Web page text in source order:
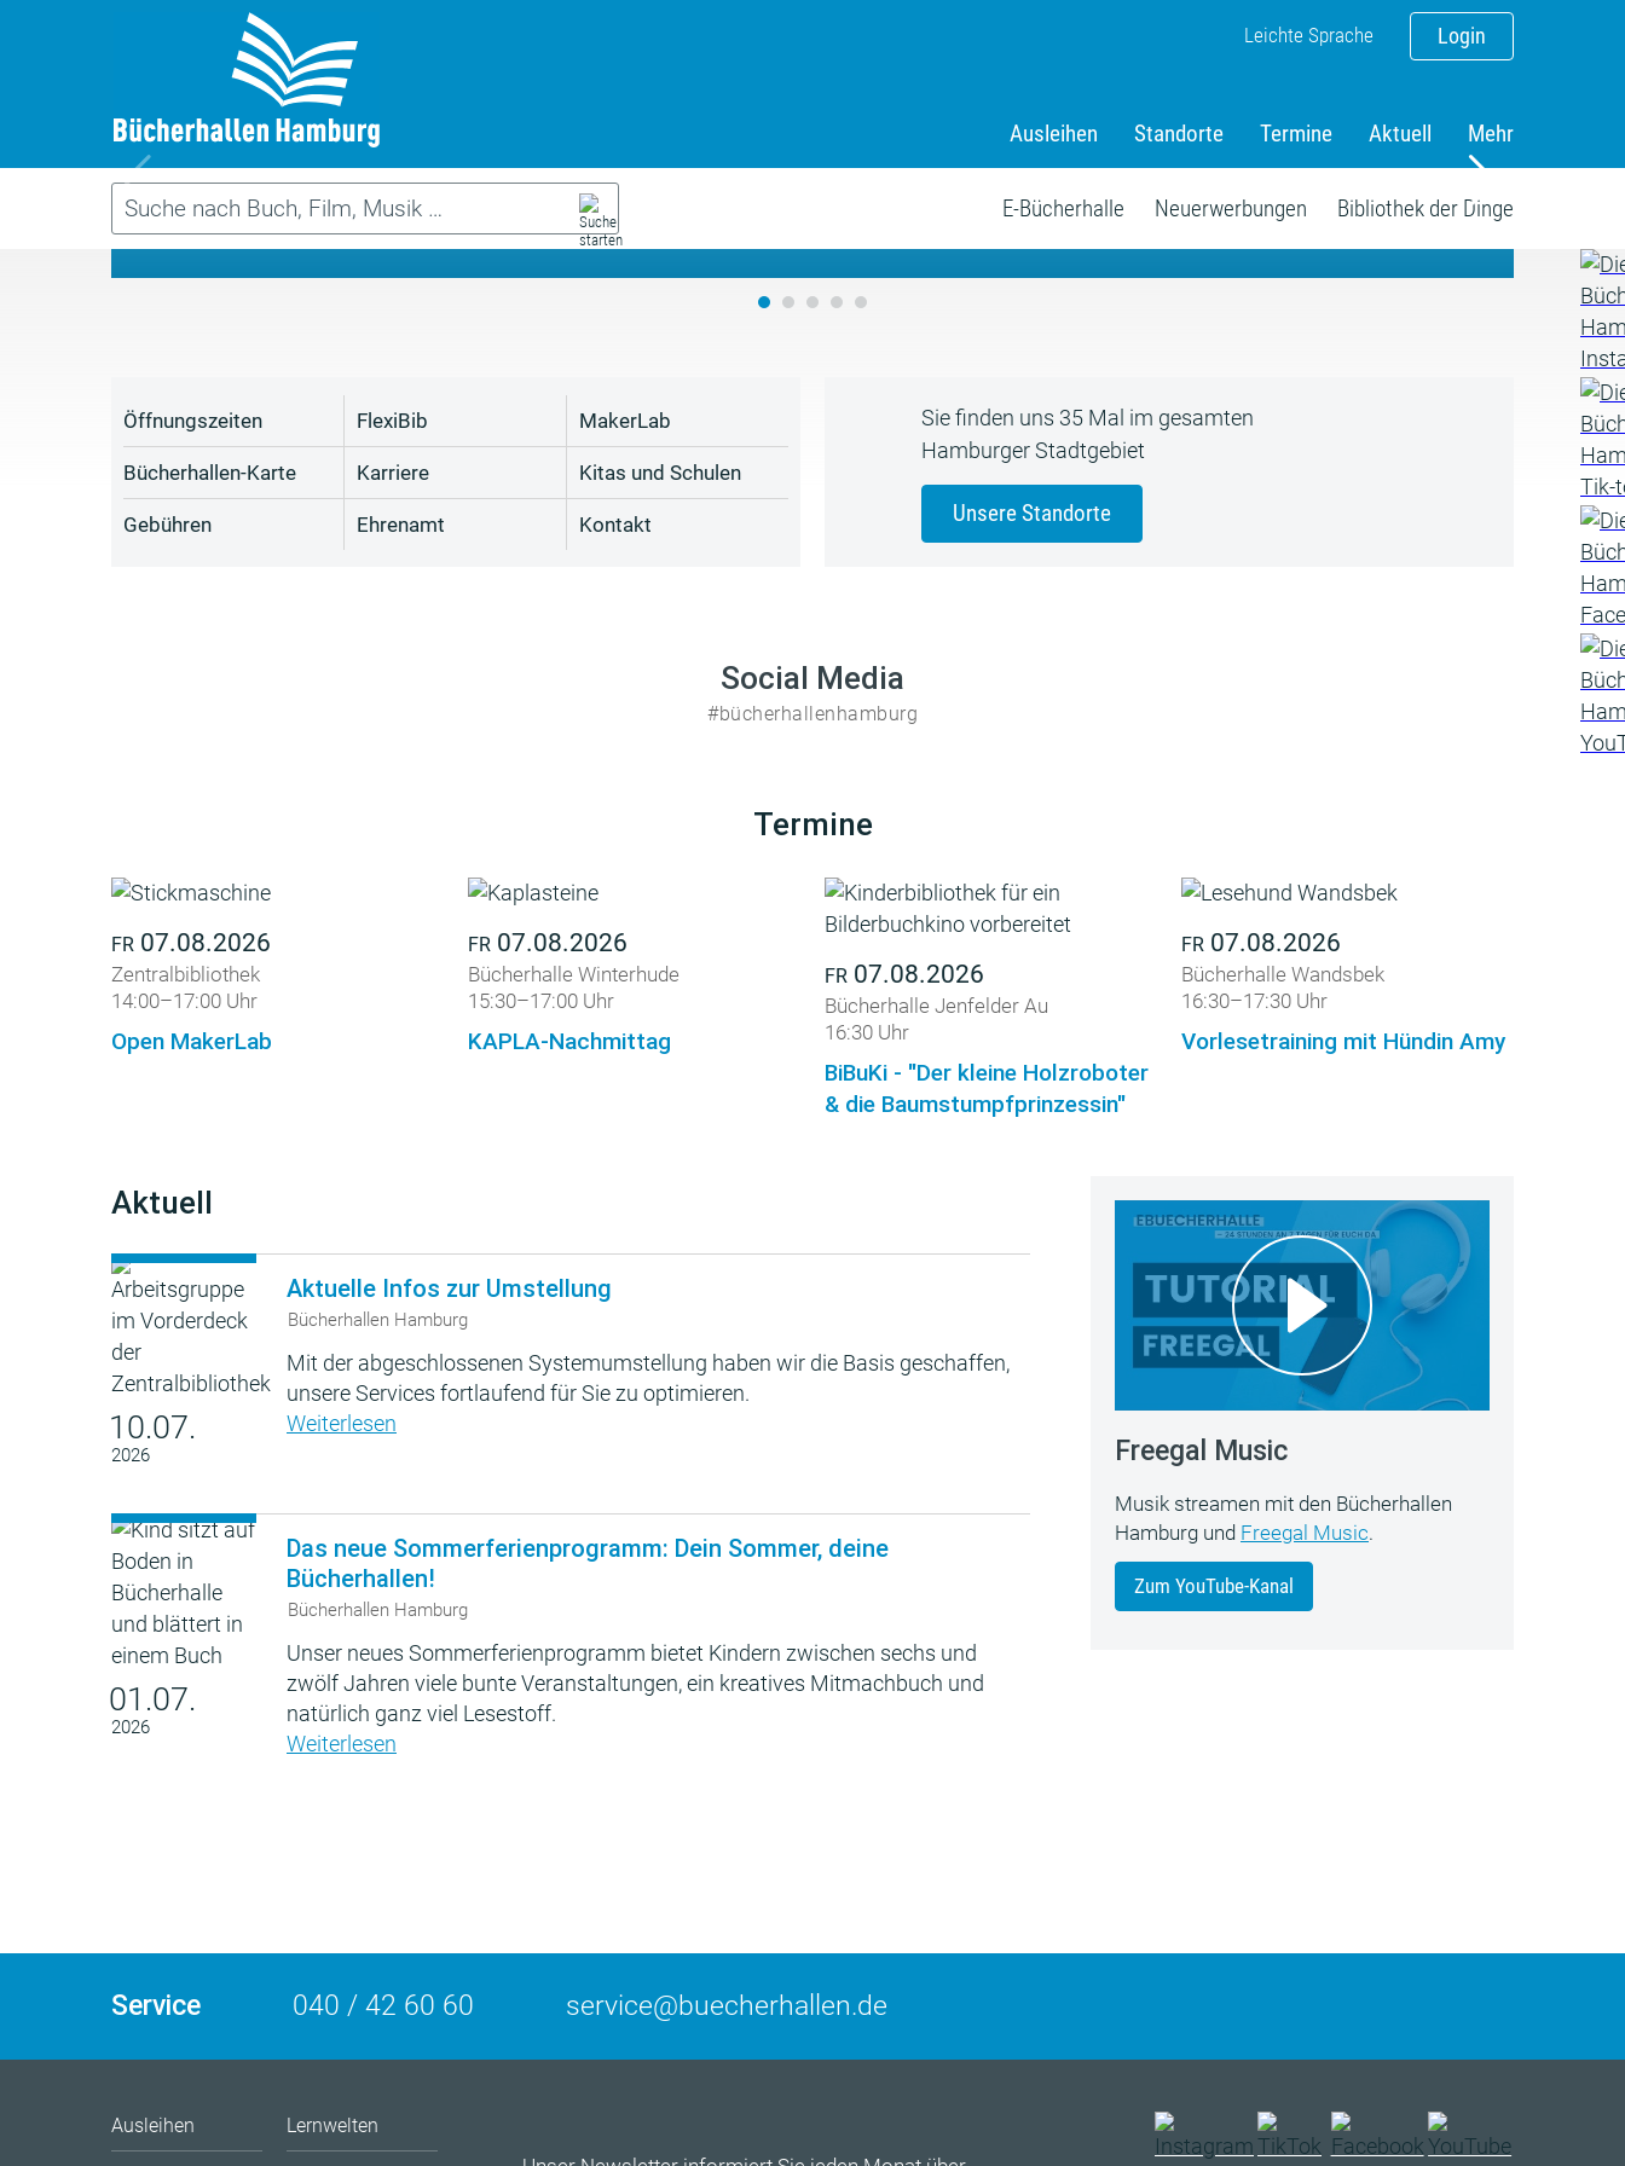
Login
Leichte Sprache
Ausleihen Standorte Termine Aktuell Mehr
E-Bücherhalle Neuerwerbungen Bibliothek der Dinge
Das neue Sommerferienprogramm
Öffnungszeiten
Bücherhallen-Karte
Gebühren
FlexiBib
Karriere
Ehrenamt
MakerLab
Kitas und Schulen
Kontakt
Sie finden uns 35 Mal im gesamten
Hamburger Stadtgebiet
Unsere Standorte
Social Media
#bücherhallenhamburg
Termine
FR 07.08.2026
Zentralbibliothek
14:00–17:00 Uhr
Open MakerLab
FR 07.08.2026
Bücherhalle Winterhude
15:30–17:00 Uhr
KAPLA-Nachmittag
FR 07.08.2026
Bücherhalle Jenfelder Au
16:30 Uhr
BiBuKi - "Der kleine Holzroboter
& die Baumstumpfprinzessin"
FR 07.08.2026
Bücherhalle Wandsbek
16:30–17:30 Uhr
Vorlesetraining mit Hündin Amy
Aktuell
10.07.
2026
Aktuelle Infos zur Umstellung
Bücherhallen Hamburg
Mit der abgeschlossenen Systemumstellung haben wir die Basis geschaffen,
unsere Services fortlaufend für Sie zu optimieren.
Weiterlesen
01.07.
2026
Das neue Sommerferienprogramm: Dein Sommer, deine
Bücherhallen!
Bücherhallen Hamburg
Unser neues Sommerferienprogramm bietet Kindern zwischen sechs und
zwölf Jahren viele bunte Veranstaltungen, ein kreatives Mitmachbuch und
natürlich ganz viel Lesestoff.
Weiterlesen
Freegal Music
Musik streamen mit den Bücherhallen
Hamburg und Freegal Music.
Zum YouTube-Kanal
Service 040 / 42 60 60 service@buecherhallen.de
Ausleihen Lernwelten